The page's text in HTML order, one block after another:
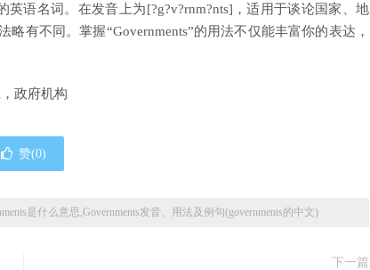
英语名词。在发音上为[?g?v?rnm?nts]，适用于谈论国家、地
有不同。掌握“Governments”的用法不仅能丰富你的表达，
政府机构
赞(0)
是什么意思,Governments发音、用法及例句(governments的中文)
下一篇